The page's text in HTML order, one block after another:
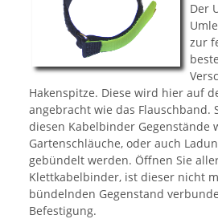
Der
zur
Hakenspitze. Diese wird hier auf
angebracht wie das Flauschband.
diesen Kabelbinder Gegenstände
Gartenschläuche, oder auch
gebündelt werden. Öffnen Sie
Klettkabelbinder, ist dieser nicht
bündelnden Gegenstand
Befestigung.